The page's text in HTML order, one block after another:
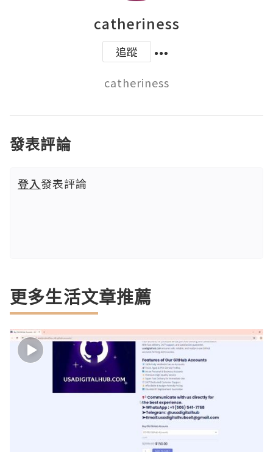
catheriness
追蹤
catheriness
發表評論
登入發表評論
更多生活文章推薦